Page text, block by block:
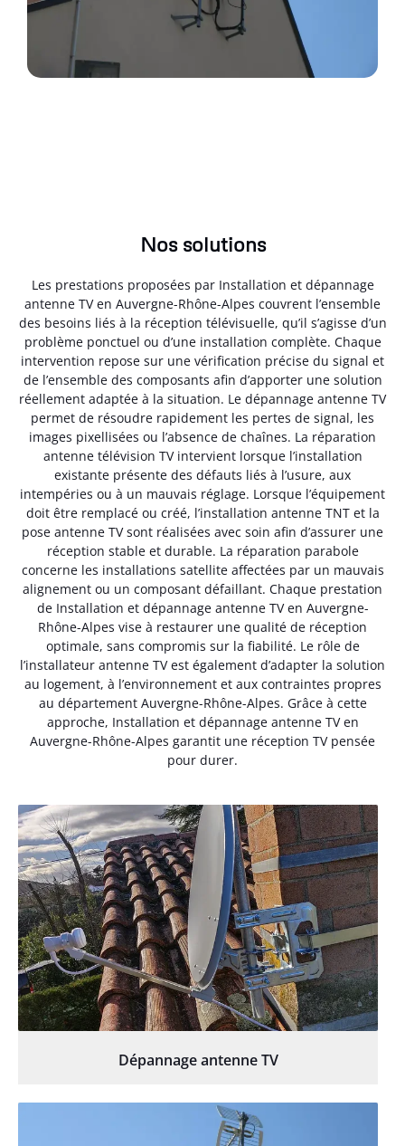
Nos solutions
Les prestations proposées par Installation et dépannage
antenne TV en Auvergne-Rhône-Alpes couvrent l’ensemble
des besoins liés à la réception télévisuelle, qu’il s’agisse d’un
problème ponctuel ou d’une installation complète. Chaque
intervention repose sur une vérification précise du signal et
de l’ensemble des composants afin d’apporter une solution
réellement adaptée à la situation. Le dépannage antenne TV
permet de résoudre rapidement les pertes de signal, les
images pixellisées ou l’absence de chaînes. La réparation
antenne télévision TV intervient lorsque l’installation
existante présente des défauts liés à l’usure, aux
intempéries ou à un mauvais réglage. Lorsque l’équipement
doit être remplacé ou créé, l’installation antenne TNT et la
pose antenne TV sont réalisées avec soin afin d’assurer une
réception stable et durable. La réparation parabole
concerne les installations satellite affectées par un mauvais
alignement ou un composant défaillant. Chaque prestation
de Installation et dépannage antenne TV en Auvergne-
Rhône-Alpes vise à restaurer une qualité de réception
optimale, sans compromis sur la fiabilité. Le rôle de
l’installateur antenne TV est également d’adapter la solution
au logement, à l’environnement et aux contraintes propres
au département Auvergne-Rhône-Alpes. Grâce à cette
approche, Installation et dépannage antenne TV en
Auvergne-Rhône-Alpes garantit une réception TV pensée
pour durer.
Dépannage antenne TV